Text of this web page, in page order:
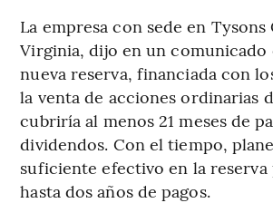
La empresa con sede en Tysons
Virginia, dijo en un comunicado
nueva reserva, financiada con
la venta de acciones ordinarias
cubriría al menos 21 meses de
dividendos. Con el tiempo,
suficiente efectivo en la
hasta dos años de pagos.